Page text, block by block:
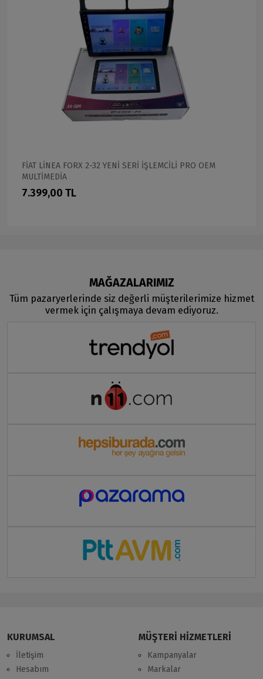
FİAT LİNEA FORX 2-32 YENİ SERİ İŞLEMCİLİ PRO OEM
MULTİMEDİA
7.399,00 TL
MAĞAZALARIMIZ
Tüm pazaryerlerinde siz değerli müşterilerimize hizmet
vermek için çalışmaya devam ediyoruz.
KURUMSAL
İletişim
Hesabım
MÜŞTERİ HİZMETLERİ
Kampanyalar
Markalar